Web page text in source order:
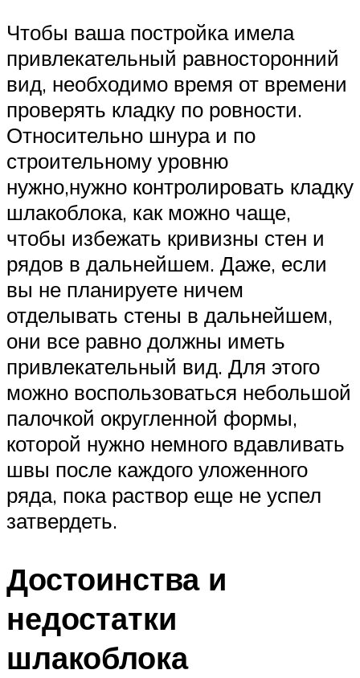
Чтобы ваша постройка имела
привлекательный равносторонний
вид, необходимо время от времени
проверять кладку по ровности.
Относительно шнура и по
строительному уровню
нужно,нужно контролировать кладку
шлакоблока, как можно чаще,
чтобы избежать кривизны стен и
рядов в дальнейшем. Даже, если
вы не планируете ничем
отделывать стены в дальнейшем,
они все равно должны иметь
привлекательный вид. Для этого
можно воспользоваться небольшой
палочкой округленной формы,
которой нужно немного вдавливать
швы после каждого уложенного
ряда, пока раствор еще не успел
затвердеть.
Достоинства и
недостатки
шлакоблока